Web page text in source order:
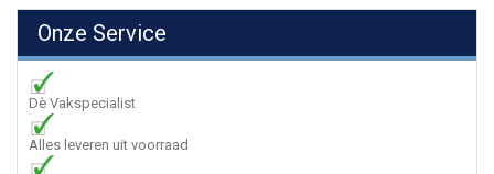
Onze Service
Dè Vakspecialist
Alles leveren uit voorraad